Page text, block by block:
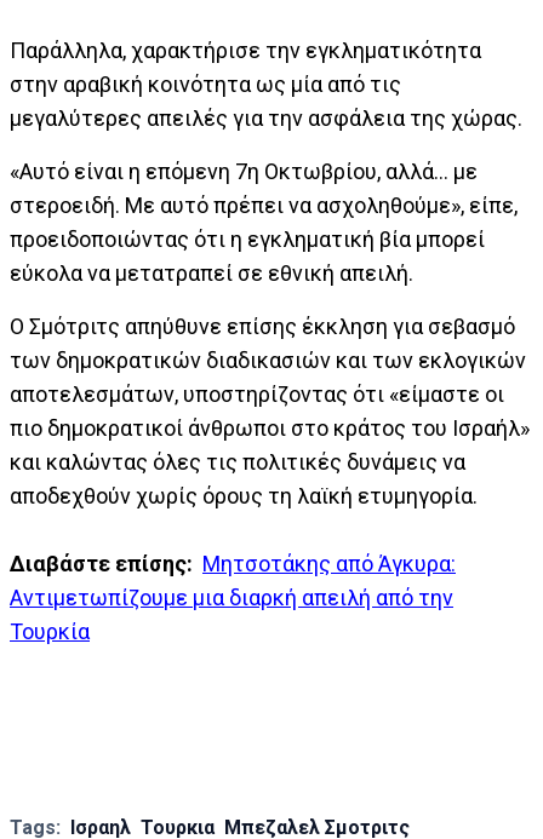
Παράλληλα, χαρακτήρισε την εγκληματικότητα
στην αραβική κοινότητα ως μία από τις
μεγαλύτερες απειλές για την ασφάλεια της χώρας.
«Αυτό είναι η επόμενη 7η Οκτωβρίου, αλλά... με
στεροειδή. Με αυτό πρέπει να ασχοληθούμε», είπε,
προειδοποιώντας ότι η εγκληματική βία μπορεί
εύκολα να μετατραπεί σε εθνική απειλή.
Ο Σμότριτς απηύθυνε επίσης έκκληση για σεβασμό
των δημοκρατικών διαδικασιών και των εκλογικών
αποτελεσμάτων, υποστηρίζοντας ότι «είμαστε οι
πιο δημοκρατικοί άνθρωποι στο κράτος του Ισραήλ»
και καλώντας όλες τις πολιτικές δυνάμεις να
αποδεχθούν χωρίς όρους τη λαϊκή ετυμηγορία.
Διαβάστε επίσης: Μητσοτάκης από Άγκυρα:
Αντιμετωπίζουμε μια διαρκή απειλή από την
Τουρκία
Tags: Ισραηλ Τουρκια Μπεζαλελ Σμοτριτς